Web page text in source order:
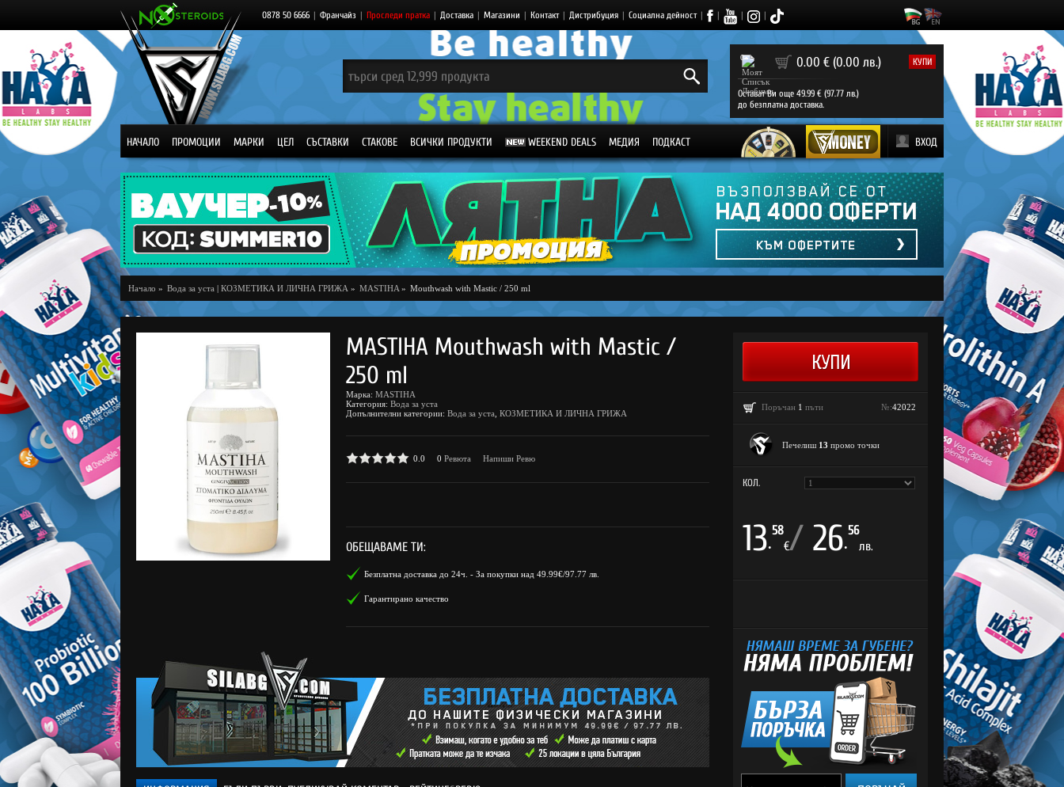
0878 50 6666 | Франчайз | Проследи пратка | Доставка | Магазини | Контакт | Дистрибуция | Социална дейност | | | |
0 0.00 € (0.00 лв.) КУПИ
Остават Ви още 49.99 € (97.77 лв.)
до безплатна доставка.
НАЧАЛО ПРОМОЦИИ МАРКИ ЦЕЛ СЪСТАВКИ СТАКОВЕ ВСИЧКИ ПРОДУКТИ WEEKEND DEALS МЕДИЯ ПОДКАСТ ВХОД
Начало » Вода за уста | КОЗМЕТИКА И ЛИЧНА ГРИЖА » MASTIHA » Mouthwash with Mastic / 250 ml
MASTIHA Mouthwash with Mastic /
250 ml
Марка: MASTIHA
Категория: Вода за уста
Допълнителни категории: Вода за уста КОЗМЕТИКА И ЛИЧНА ГРИЖА
0.0 0 Ревюта Напиши Ревю
ОБЕЩАВАМЕ ТИ:
Безплатна доставка до 24ч. - За покупки над 49.99€/97.77 лв.
Гарантирано качество
Поръчан 1 пъти №:42022
Печелиш 13 промо точки
КОЛ.
13.
58
€/ 26.
56
лв.